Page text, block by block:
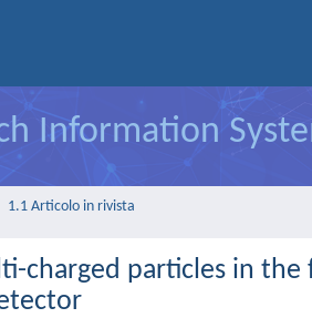
Information
1.1 Articolo in rivista
charged particles in the